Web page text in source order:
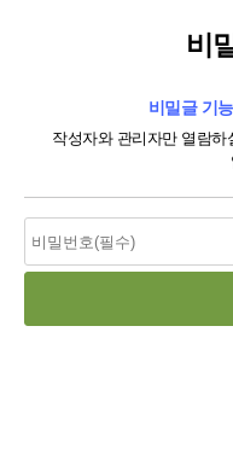
비
비밀글 기
작성자와 관리자만 열람